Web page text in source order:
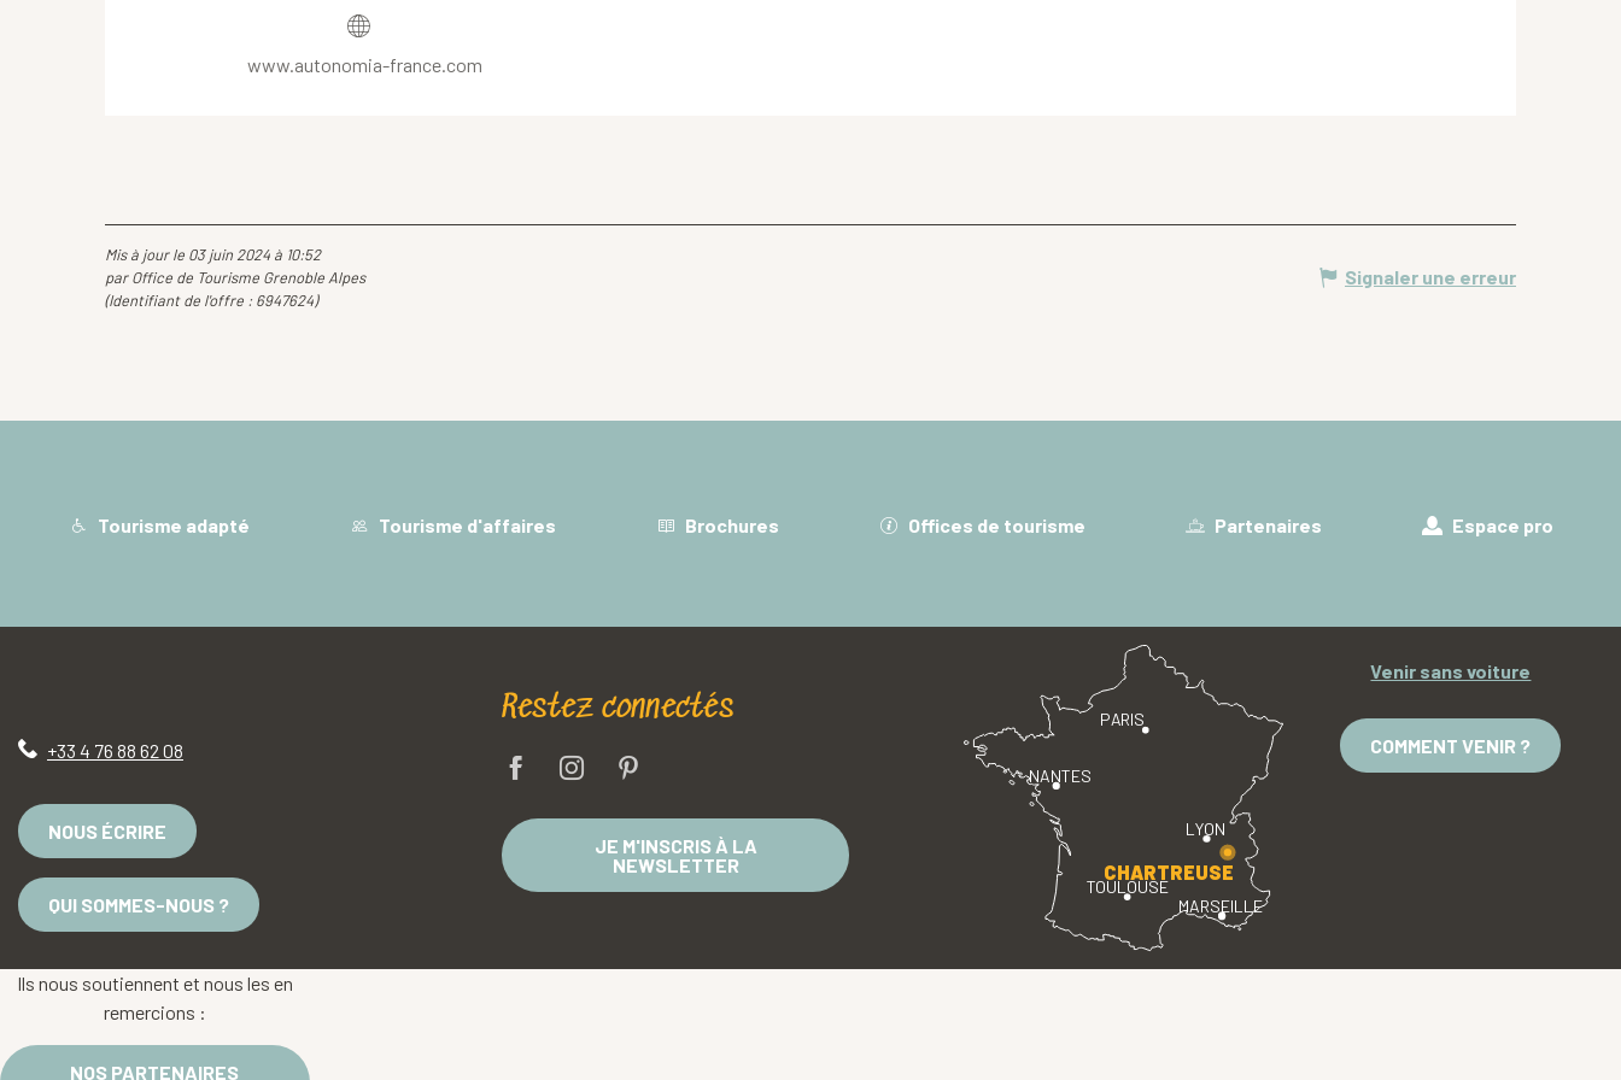
www.autonomia-france.com
Mis à jour le 03 juin 2024 à 10:52
par Office de Tourisme Grenoble Alpes
(Identifiant de l'offre : 6947624)
Signaler une erreur
Tourisme adapté Tourisme d'affaires Brochures Offices de tourisme Partenaires Espace pro
+33 4 76 88 62 08
NOUS ÉCRIRE
QUI SOMMES-NOUS ?
Restez connectés
JE M'INSCRIS À LA
NEWSLETTER
PARIS
LYON
TOULOUSE
MARSEILLE
NANTES
CHARTREUSE
Venir sans voiture
COMMENT VENIR ?
Ils nous soutiennent et nous les en
remercions :
NOS PARTENAIRES